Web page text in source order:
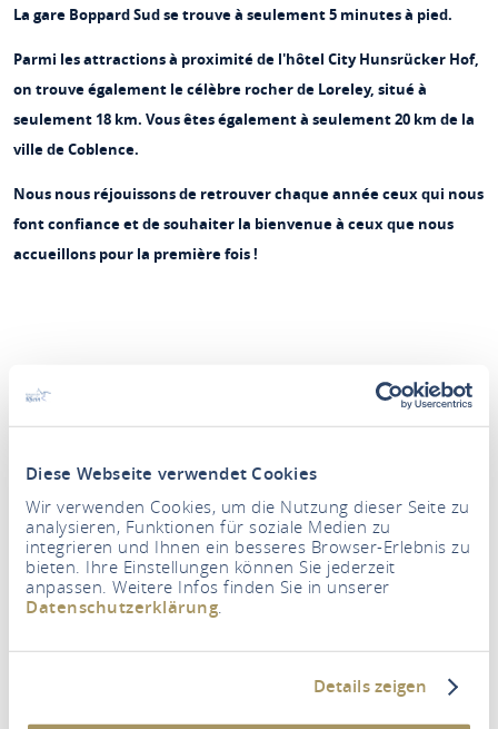
Diese Webseite verwendet Cookies
Wir verwenden Cookies, um die Nutzung dieser Seite zu
analysieren, Funktionen für soziale Medien zu
integrieren und Ihnen ein besseres Browser-Erlebnis zu
bieten. Ihre Einstellungen können Sie jederzeit
anpassen. Weitere Infos finden Sie in unserer
Datenschutzerklärung
Details zeigen
La gare Boppard Sud se trouve à seulement 5 minutes à pied.
Parmi les attractions à proximité de l'hôtel City Hunsrücker Hof,
on trouve également le célèbre rocher de Loreley, situé à
seulement 18 km. Vous êtes également à seulement 20 km de la
ville de Coblence.
Nous nous réjouissons de retrouver chaque année ceux qui nous
font confiance et de souhaiter la bienvenue à ceux que nous
accueillons pour la première fois !
Période
Personnes